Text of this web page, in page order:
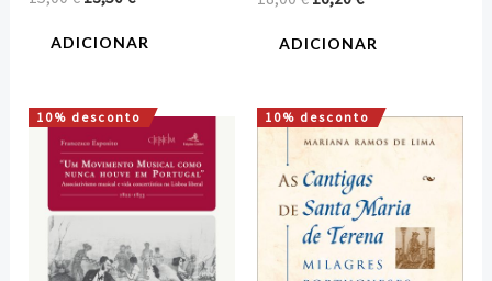
ADICIONAR ADICIONAR
10% desconto
O
preço
original
era:
20,00 €.
O
preço
atual
é:
18,00 €.
10% desconto
O
preço
original
era:
18,00 €.
O
preço
é:
16,20 €.